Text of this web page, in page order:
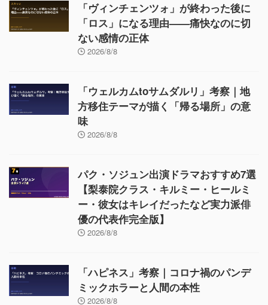
「ヴィンチェンツォ」が終わった後に
「ロス」になる理由——痛快なのに切
ない感情の正体
2026/8/8
「ウェルカムtoサムダルリ」考察｜地
方移住テーマが描く「帰る場所」の意
味
2026/8/8
パク・ソジュン出演ドラマおすすめ7選
【梨泰院クラス・キルミー・ヒールミ
ー・彼女はキレイだったなど実力派俳
優の代表作完全版】
2026/8/8
「ハピネス」考察｜コロナ禍のパンデ
ミックホラーと人間の本性
2026/8/8